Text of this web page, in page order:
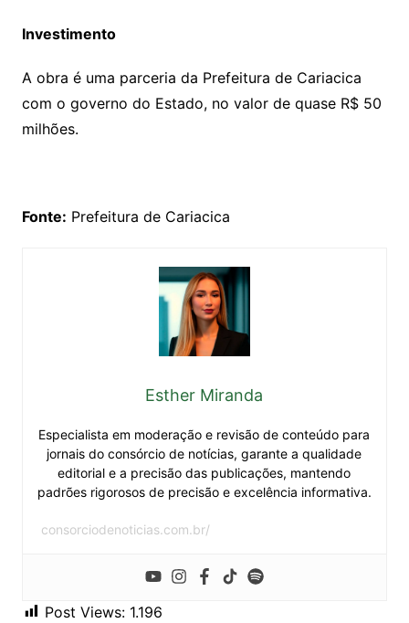
Investimento
A obra é uma parceria da Prefeitura de Cariacica
com o governo do Estado, no valor de quase R$ 50
milhões.
Fonte: Prefeitura de Cariacica
Esther Miranda
Especialista em moderação e revisão de conteúdo para
jornais do consórcio de notícias, garante a qualidade
editorial e a precisão das publicações, mantendo
padrões rigorosos de precisão e excelência informativa.
consorciodenoticias.com.br/
Post Views: 1.196